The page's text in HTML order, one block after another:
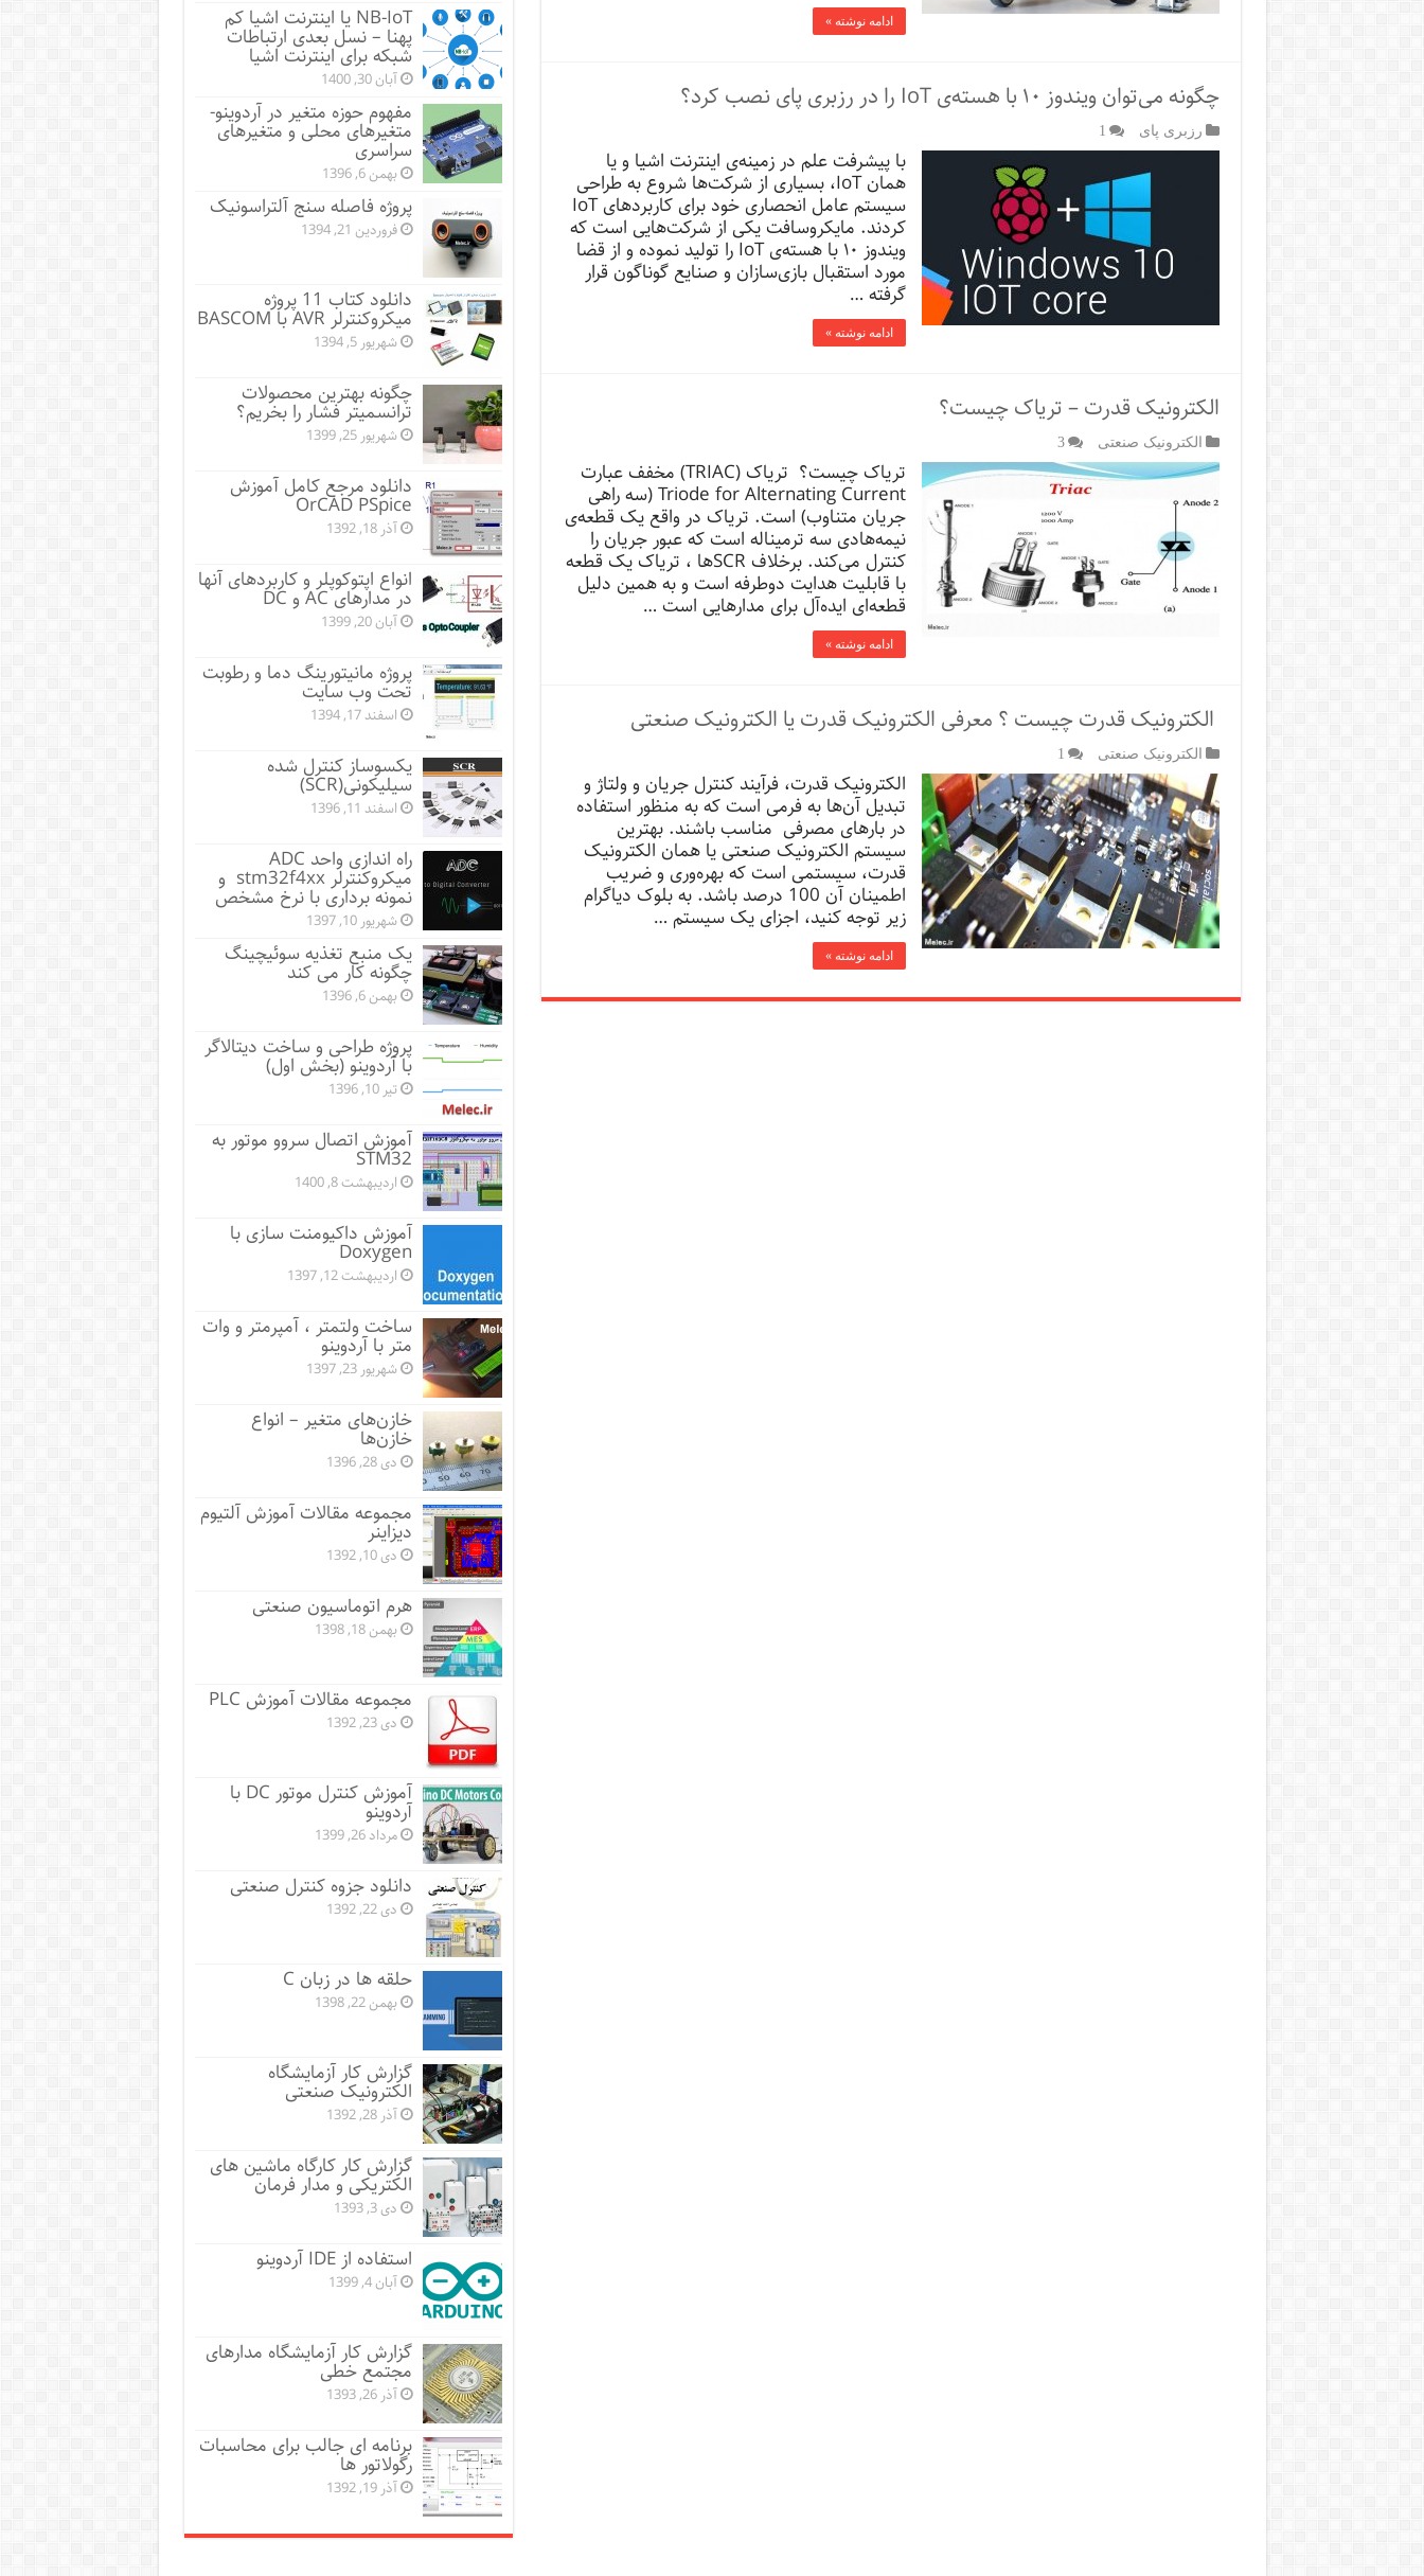
ادامه نوشته »
چگونه می‌توان ویندوز ۱۰ با هسته‌ی IoT را در رزبری پای نصب کرد؟
رزبری پای 1
با پیشرفت علم در زمینه‌ی اینترنت اشیا و‌ یا
همان IoT، بسیاری از شرکت‌ها شروع به طراحی
سیستم عامل انحصاری خود برای کاربردهای IoT
کردند. مایکروسافت ‌یکی از شرکت‌هایی است که
ویندوز ۱۰ با هسته‌ی IoT را تولید نموده و از قضا
مورد استقبال بازی‌سازان و صنایع گوناگون قرار
گرفته …
ادامه نوشته »
الکترونیک قدرت – تریاک چیست؟
الکترونیک صنعتی 3
تریاک چیست؟ تریاک (TRIAC) مخفف عبارت
Triode for Alternating Current (سه راهی
جریان متناوب) است. تریاک در واقع یک قطعه‌ی
نیمه‌هادی سه ترمیناله است که عبور جریان را
کنترل می‌کند. برخلاف SCRها ، تریاک یک قطعه‌
با قابلیت هدایت دوطرفه است و به همین دلیل
قطعه‌ای ایده‌آل برای مدارهایی است …
ادامه نوشته »
الکترونیک قدرت چیست ؟ معرفی الکترونیک قدرت یا الکترونیک صنعتی
الکترونیک صنعتی 1
الکترونیک قدرت، فرآیند کنترل جریان و ولتاژ و
تبدیل آن‌ها به فرمی است که به منظور استفاده
در بارهای مصرفی مناسب باشند. بهترین
سیستم الکترونیک صنعتی یا همان الکترونیک
قدرت، سیستمی است که بهره‌وری و ضریب
اطمینان آن 100 درصد باشد. به بلوک دیاگرام
زیر توجه کنید، اجزای یک سیستم …
ادامه نوشته »
NB-IoT یا اینترنت اشیا کم
پهنا – نسل بعدی ارتباطات
شبکه برای اینترنت اشیا
آبان 30, 1400
مفهوم حوزه متغیر در آردوینو-
متغیرهای محلی و متغیرهای
سراسری
بهمن 6, 1396
پروژه فاصله سنج آلتراسونیک
فروردین 21, 1394
دانلود کتاب 11 پروژه
میکروکنترلر AVR با BASCOM
شهریور 5, 1394
چگونه بهترین محصولات
ترانسمیتر فشار را بخریم؟
شهریور 25, 1399
دانلود مرجع کامل آموزش
OrCAD PSpice
آذر 18, 1392
انواع اپتوکوپلر و کاربردهای آنها
در مدارهای AC و DC
آبان 20, 1399
پروژه مانيتورينگ دما و رطوبت
تحت وب سایت
اسفند 17, 1394
یکسوساز کنترل شده
سیلیکونی(SCR)
اسفند 11, 1396
راه اندازی واحد ADC
میکروکنترلر stm32f4xx و
نمونه برداری با نرخ مشخص
شهریور 10, 1397
یک منبع تغذیه سوئیچینگ
چگونه کار می کند
بهمن 6, 1396
پروژه طراحی و ساخت دیتالاگر
با آردوینو (بخش اول)
تیر 10, 1396
آموزش اتصال سروو موتور به
STM32
اردیبهشت 8, 1400
آموزش داکیومنت سازی با
Doxygen
اردیبهشت 12, 1397
ساخت ولتمتر ، آمپرمتر و وات
متر با آردوینو
شهریور 23, 1397
خازن‌های متغیر – انواع
خازن‌ها
دی 28, 1396
مجموعه مقالات آموزش آلتیوم
دیزاینر
دی 10, 1392
هرم اتوماسیون صنعتی
بهمن 18, 1398
مجموعه مقالات آموزش PLC
دی 23, 1392
آموزش کنترل موتور DC با
آردوینو
مرداد 26, 1399
دانلود جزوه کنترل صنعتی
دی 22, 1392
حلقه ها در زبان C
بهمن 22, 1398
گزارش کار آزمایشگاه
الکترونیک صنعتی
آذر 28, 1392
گزارش کار کارگاه ماشین های
الکتریکی و مدار فرمان
دی 3, 1393
استفاده از IDE آردوینو
آبان 4, 1399
گزارش کار آزمایشگاه مدارهای
مجتمع خطی
آذر 26, 1393
برنامه ای جالب برای محاسبات
رگولاتور ها
آذر 19, 1392